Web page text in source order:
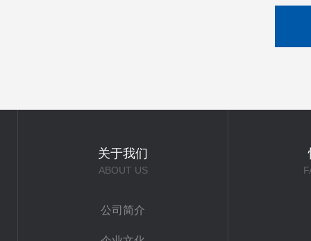
关于我们
ABOUT US
公司简介